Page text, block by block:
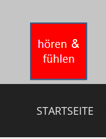
springen
STARTSEITE